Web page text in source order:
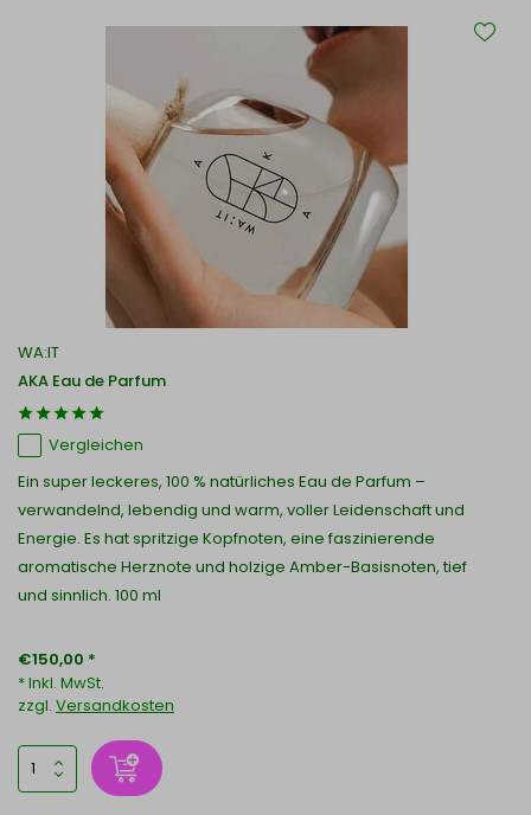
WA:IT
AKA Eau de Parfum
Vergleichen
Ein super leckeres, 100 % natürliches Eau de Parfum –
verwandelnd, lebendig und warm, voller Leidenschaft und
Energie. Es hat spritzige Kopfnoten, eine faszinierende
aromatische Herznote und holzige Amber-Basisnoten, tief
und sinnlich. 100 ml
€150,00 *
* Inkl. MwSt.
zzgl. Versandkosten